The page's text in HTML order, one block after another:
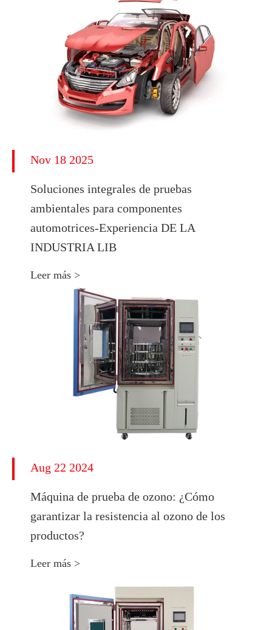
Nov 18 2025
Soluciones integrales de pruebas
ambientales para componentes
automotrices-Experiencia DE LA
INDUSTRIA LIB
Leer más >
Aug 22 2024
Máquina de prueba de ozono: ¿Cómo
garantizar la resistencia al ozono de los
productos?
Leer más >